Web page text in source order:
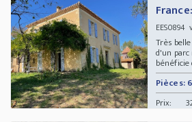
EES0894
Très
d'un
Pièces: 6
Prix: